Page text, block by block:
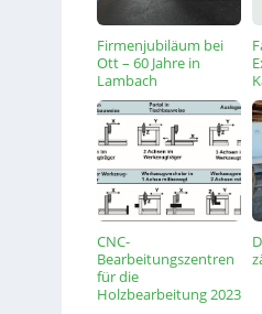
Firmenjubiläum bei
Ott – 60 Jahre in
Lambach
CNC-
Bearbeitungszentren
für die
Holzbearbeitung 2023